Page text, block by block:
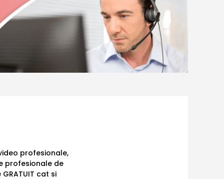
profesionale,
profesionale de
cat si